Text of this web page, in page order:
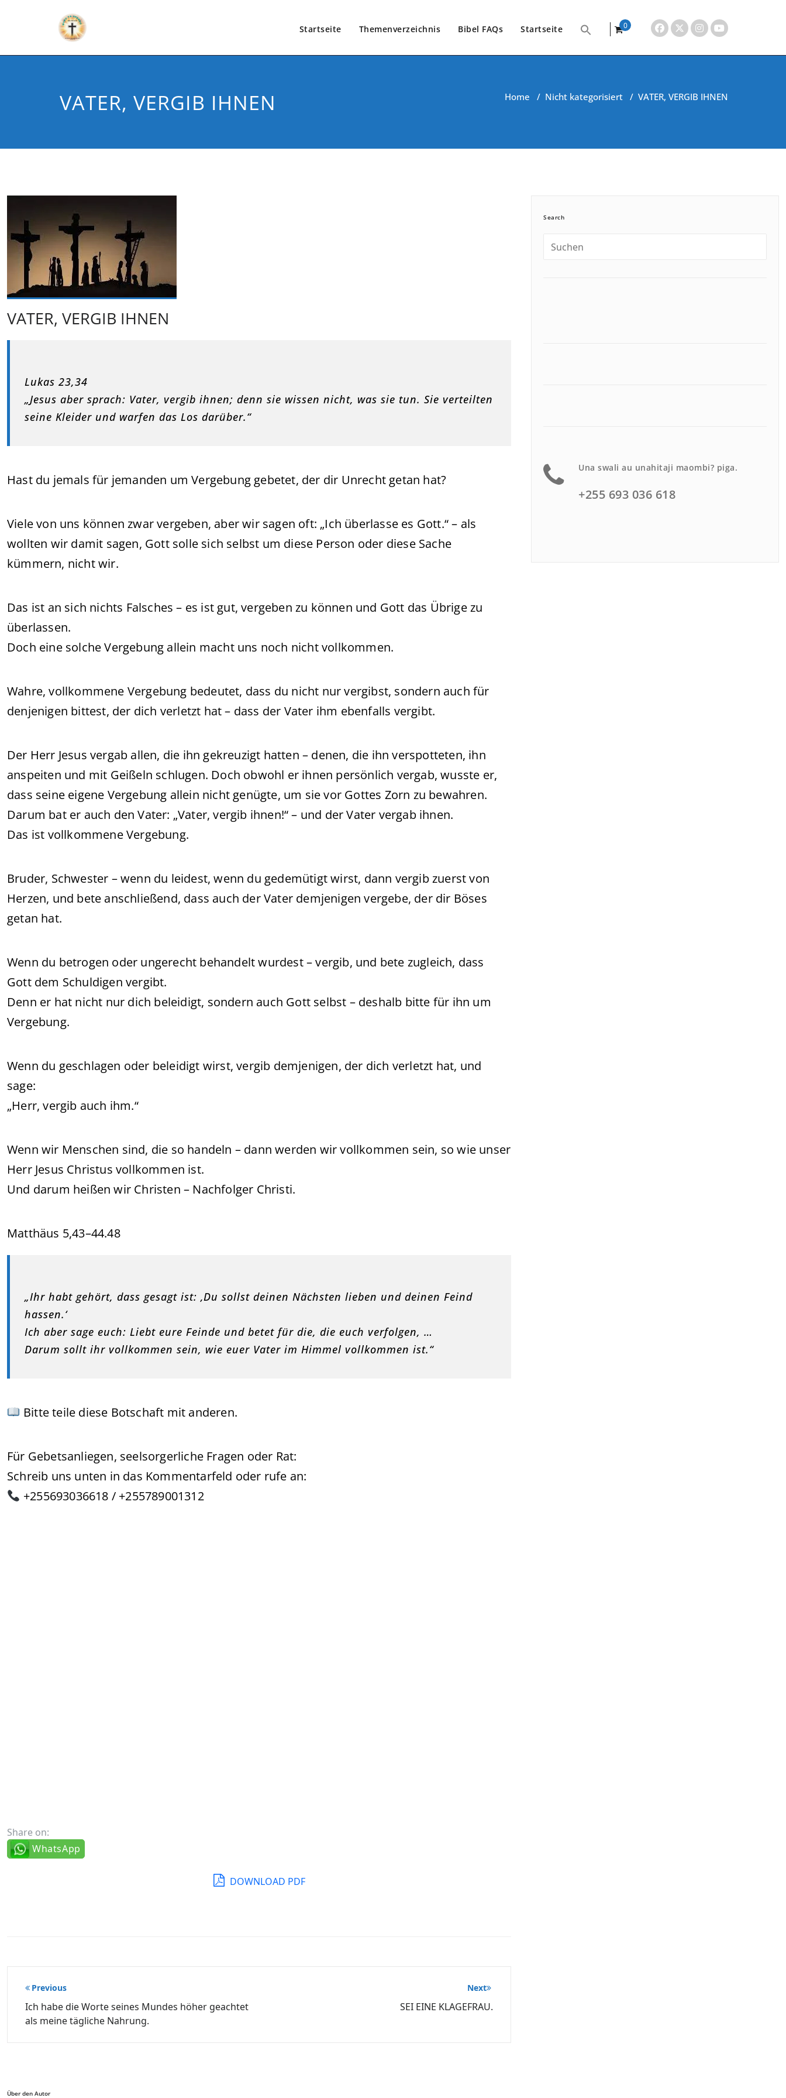
Startseite Themenverzeichnis Bibel FAQs Startseite
0
VATER, VERGIB IHNEN Home / Nicht kategorisiert / VATER, VERGIB IHNEN
VATER, VERGIB IHNEN
Lukas 23,34
„Jesus aber sprach: Vater, vergib ihnen; denn sie wissen nicht, was sie tun. Sie verteilten
seine Kleider und warfen das Los darüber.“
Hast du jemals für jemanden um Vergebung gebetet, der dir Unrecht getan hat?
Viele von uns können zwar vergeben, aber wir sagen oft: „Ich überlasse es Gott.“ – als
wollten wir damit sagen, Gott solle sich selbst um diese Person oder diese Sache
kümmern, nicht wir.
Das ist an sich nichts Falsches – es ist gut, vergeben zu können und Gott das Übrige zu
überlassen.
Doch eine solche Vergebung allein macht uns noch nicht vollkommen.
Wahre, vollkommene Vergebung bedeutet, dass du nicht nur vergibst, sondern auch für
denjenigen bittest, der dich verletzt hat – dass der Vater ihm ebenfalls vergibt.
Der Herr Jesus vergab allen, die ihn gekreuzigt hatten – denen, die ihn verspotteten, ihn
anspeiten und mit Geißeln schlugen. Doch obwohl er ihnen persönlich vergab, wusste er,
dass seine eigene Vergebung allein nicht genügte, um sie vor Gottes Zorn zu bewahren.
Darum bat er auch den Vater: „Vater, vergib ihnen!“ – und der Vater vergab ihnen.
Das ist vollkommene Vergebung.
Bruder, Schwester – wenn du leidest, wenn du gedemütigt wirst, dann vergib zuerst von
Herzen, und bete anschließend, dass auch der Vater demjenigen vergebe, der dir Böses
getan hat.
Wenn du betrogen oder ungerecht behandelt wurdest – vergib, und bete zugleich, dass
Gott dem Schuldigen vergibt.
Denn er hat nicht nur dich beleidigt, sondern auch Gott selbst – deshalb bitte für ihn um
Vergebung.
Wenn du geschlagen oder beleidigt wirst, vergib demjenigen, der dich verletzt hat, und
sage:
„Herr, vergib auch ihm.“
Wenn wir Menschen sind, die so handeln – dann werden wir vollkommen sein, so wie unser
Herr Jesus Christus vollkommen ist.
Und darum heißen wir Christen – Nachfolger Christi.
Matthäus 5,43–44.48
„Ihr habt gehört, dass gesagt ist: ‚Du sollst deinen Nächsten lieben und deinen Feind
hassen.‘
Ich aber sage euch: Liebt eure Feinde und betet für die, die euch verfolgen, …
Darum sollt ihr vollkommen sein, wie euer Vater im Himmel vollkommen ist.“
Bitte teile diese Botschaft mit anderen.
Für Gebetsanliegen, seelsorgerliche Fragen oder Rat:
Schreib uns unten in das Kommentarfeld oder rufe an:
+255693036618 / +255789001312
Share on:
WhatsApp
DOWNLOAD PDF
Beitragsnavigation
Previous
Ich habe die Worte seines Mundes höher geachtet
als meine tägliche Nahrung.
Next
SEI EINE KLAGEFRAU.
Über den Autor
Search
Una swali au unahitaji maombi? piga.
+255 693 036 618